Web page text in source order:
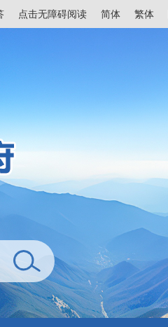
点击无障碍阅读 简体 繁体